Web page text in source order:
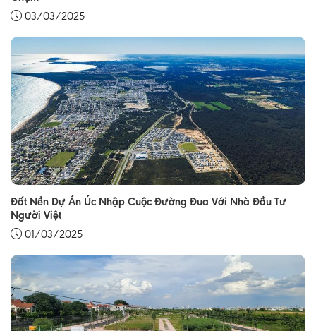
03/03/2025
Đất Nền Dự Án Úc Nhập Cuộc Đường Đua Với Nhà Đầu Tư
Người Việt
01/03/2025